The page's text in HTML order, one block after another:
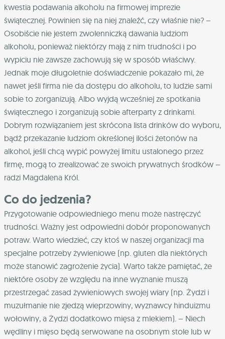
kwestia podawania alkoholu na firmowej imprezie
świątecznej. Powinien się na niej znaleźć, czy właśnie nie? –
Osobiście nie jestem zwolenniczką dawania ludziom
alkoholu, ponieważ niektórzy mają z nim trudności i po
wypiciu nie zawsze zachowują się w sposób właściwy.
Jednak moje długoletnie doświadczenie pokazało mi, że
nawet jeśli firma nie da dostępu do alkoholu, to ludzie sami
sobie to zorganizują. Albo wyjdą wcześniej ze spotkania
świątecznego i zorganizują sobie afterparty z drinkami.
Dobrym rozwiązaniem jest skrócona lista drinków do wyboru,
bądź przekazanie ludziom określonej ilości żetonów na
alkohol, jeśli chcą wypić powyżej limitu ustalonego przez
firmę, mogą to zrealizować ze swoich prywatnych środków –
radzi Magdalena Król.
Co do jedzenia?
Przygotowanie odpowiedniego menu może nastręczyć
trudności. Ważny jest odpowiedni dobór proponowanych
potraw. Warto wiedzieć, czy ktoś w naszej organizacji ma
specjalne potrzeby żywieniowe (np. gluten dla niektórych
może stanowić zagrożenie życia). Warto także pamiętać, że
niektóre osoby ze względu na inne wyznanie muszą
przestrzegać zasad żywieniowych swojej wiary (np. Żydzi i
muzułmanie nie zjedzą wieprzowiny, wyznawcy hinduizmu
wołowiny, a Żydzi dodatkowo mięsa z mlekiem). – Niech
wędliny i mięso będą serwowane na osobnym stole lub w